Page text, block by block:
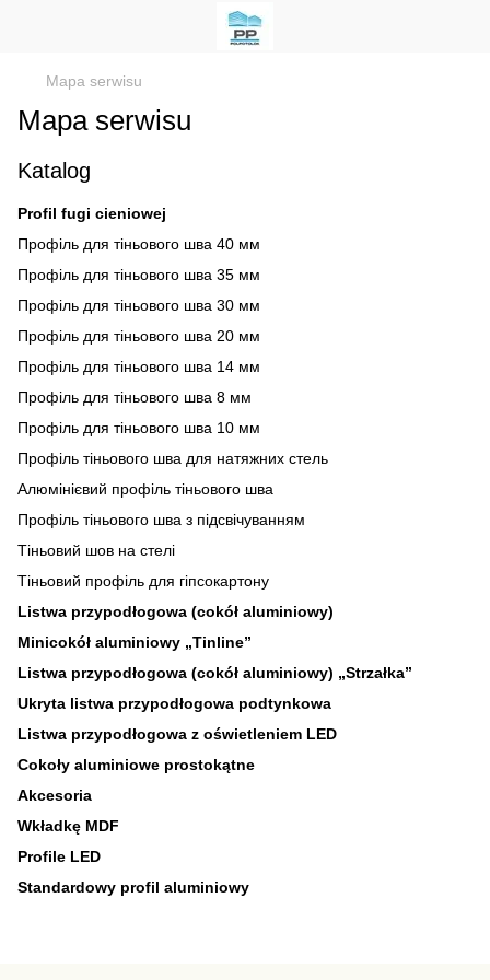
Mapa serwisu
Mapa serwisu
Katalog
Profil fugi cieniowej
Профіль для тіньового шва 40 мм
Профіль для тіньового шва 35 мм
Профіль для тіньового шва 30 мм
Профіль для тіньового шва 20 мм
Профіль для тіньового шва 14 мм
Профіль для тіньового шва 8 мм
Профіль для тіньового шва 10 мм
Профіль тіньового шва для натяжних стель
Алюмінієвий профіль тіньового шва
Профіль тіньового шва з підсвічуванням
Тіньовий шов на стелі
Тіньовий профіль для гіпсокартону
Listwa przypodłogowa (cokół aluminiowy)
Minicokół aluminiowy „Tinline”
Listwa przypodłogowa (cokół aluminiowy) „Strzałka”
Ukryta listwa przypodłogowa podtynkowa
Listwa przypodłogowa z oświetleniem LED
Cokoły aluminiowe prostokątne
Akcesoria
Wkładkę MDF
Profile LED
Standardowy profil aluminiowy